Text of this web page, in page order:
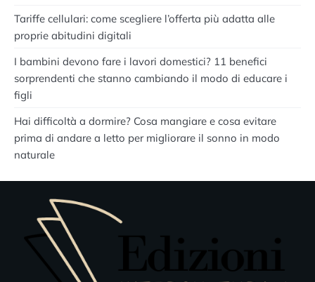
Tariffe cellulari: come scegliere l’offerta più adatta alle
proprie abitudini digitali
I bambini devono fare i lavori domestici? 11 benefici
sorprendenti che stanno cambiando il modo di educare i
figli
Hai difficoltà a dormire? Cosa mangiare e cosa evitare
prima di andare a letto per migliorare il sonno in modo
naturale